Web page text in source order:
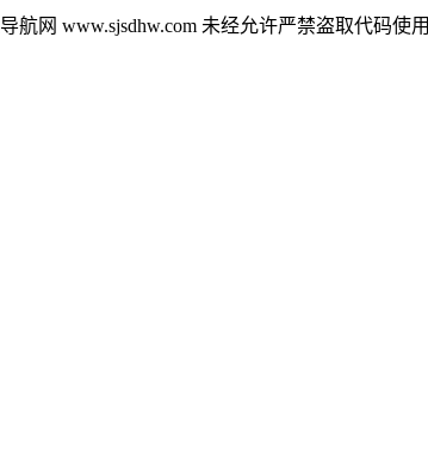
航网 www.sjsdhw.com 未经允许严禁盗取代码使用